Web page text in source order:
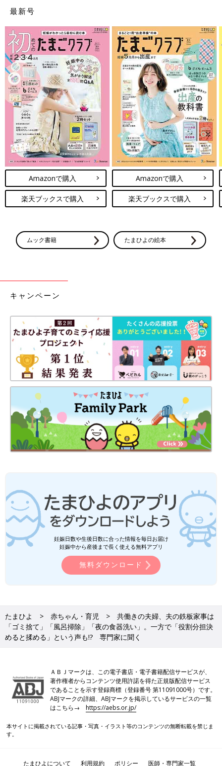
「分担が難しいのであれば、1人で家事を始めるタイミングで相
手にも『○○をやってほしい』とすればいいと気がつきました」
（あいぼん）
「お願い事があれば遠慮なく言うようにし、必ず『ありがとう』
と感謝を言葉にしています」（りっとん）
妻の負担は９割。夫担当は１つか２つ、もしくは家事以外
など、悟りの境地の妻
「夫は子どものお風呂と抱っことオムツ替えが担当。やって欲し
いことがあれば、その都度伝えています。察してよ、と思うこと
はやめました」（ぴーなつ）
「毎日やるかやらないかは別として、夫の担当はお皿洗い、ゴミ
捨て、洗濯物の取り込み、トイレ掃除です。
1日に1つ『○○しておいてもらえたら嬉しいな』と伝え、しても
らえた家事に対しては『本当に助かった』と、感謝を伝えて次に
「ソフトなもの（料理、洗濯、掃除）は妻。ハードなもの（車関
係、家の設備メンテナンス、パソコンや電化製品の修理）は夫。
「ゴミ捨て・皿洗いは夫で、それ以外は私。基本はできる方がや
るスタイルですが、期待しすぎないようにしています」（ぴょ
夫婦共働きの家事育児の分担について、子育てアドバイザーの長
島ともこさんに聞きました。
「100点満点を目指すよりも、“我が家軸”で柔軟に
パートナーシップを築きあげましょう」と、専門家
「分担率はともかく、共働き夫婦の多くが家事・育児を分担して
おり、『それぞれが得意なことを担当する』『お互いにお礼を言
い合う』『無理な時は相手に頼る』など、ポジティブなコメント
が目をひきます。
ひと言で『共働き夫婦』といっても、妻と夫それぞれの職種や勤
のか、近所におじいちゃんおばあちゃんが住んでいるのかなど、
育児環境もそれぞれ異なります。
夫婦共働きの家事・育児の分担について考えるときに大切なの
は、『周りはこうしているから』『知り合いの夫婦はこうしてう
まくいっているから』など“他人軸”ではなく、“我が家軸”でじっ
くり話し合うことだと思います。
どちらかが忙しくなったり、子どもが体調を崩したり、親が体調
さず小さな思いやりと“ありがとう”の気持ちをお互いに忘れない
ようにすれば、乗り越えられるのではないでしょうか。
夫婦2人だけでやろうとせず
・祖父母やおじおば
・近所のママパパ
・家事代行サービス
・
などを取り入れながら、時と場合に応じて“外に頼る”ことも大切
最新号
Amazonで購入
楽天ブックスで購入
Amazonで購入
楽天ブックスで購入
ムック書籍 たまひよの絵本
キャンペーン
妊娠日数や生後日数に合った情報を毎日お届け
妊娠中から産後まで長く使える無料アプリ
無料ダウンロード
たまひよ 赤ちゃん・育児
共働きの夫婦、夫の鉄板家事は
「ゴミ捨て」「風呂掃除」「夜の食器洗い」。一方で「役割分担決
めると揉める」という声も!? 専門家に聞く
ＡＢＪマークは、この電子書店・電子書籍配信サービスが、
著作権者からコンテンツ使用許諾を得た正規版配信サービス
であることを示す登録商標（登録番号 第11091000号）です。
ABJマークの詳細、ABJマークを掲示しているサービスの一覧
はこちら→https://aebs.or.jp/
本サイトに掲載されている記事・写真・イラスト等のコンテンツの無断転載を禁じま
す。
たまひよについて 利用規約 ポリシー 医師・専門家一覧